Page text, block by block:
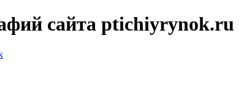
сайта ptichiyrynok.ru